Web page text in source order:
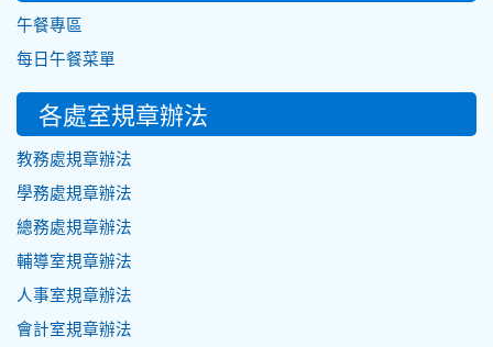
午餐專區
每日午餐菜單
各處室規章辦法
教務處規章辦法
學務處規章辦法
總務處規章辦法
輔導室規章辦法
人事室規章辦法
會計室規章辦法